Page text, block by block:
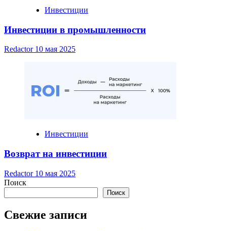
Инвестиции
Инвестиции в промышленности
Redactor 10 мая 2025
Инвестиции
Возврат на инвестиции
Redactor 10 мая 2025
Поиск
Поиск
Свежие записи